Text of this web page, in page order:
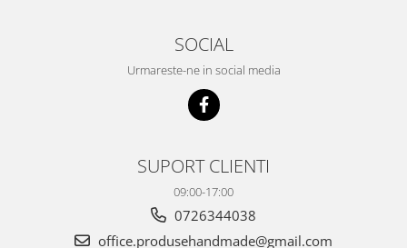
SOCIAL
Urmareste-ne in social media
SUPORT CLIENTI
09:00-17:00
0726344038
office.produsehandmade@gmail.com